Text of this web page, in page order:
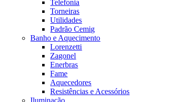
Telefonia
Torneiras
Utilidades
Padrão Cemig
Banho e Aquecimento
Lorenzetti
Zagonel
Enerbras
Fame
Aquecedores
Resistências e Acessórios
Iluminação